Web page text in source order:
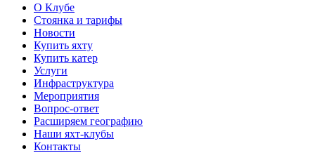
О Клубе
Стоянка и тарифы
Новости
Купить яхту
Купить катер
Услуги
Инфраструктура
Мероприятия
Вопрос-ответ
Расширяем географию
Наши яхт-клубы
Контакты